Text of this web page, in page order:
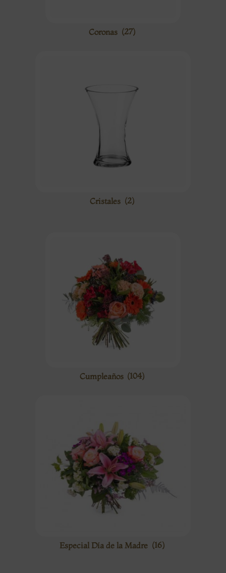
Coronas (27)
Cristales (2)
Cumpleaños (104)
Especial Día de la Madre (16)